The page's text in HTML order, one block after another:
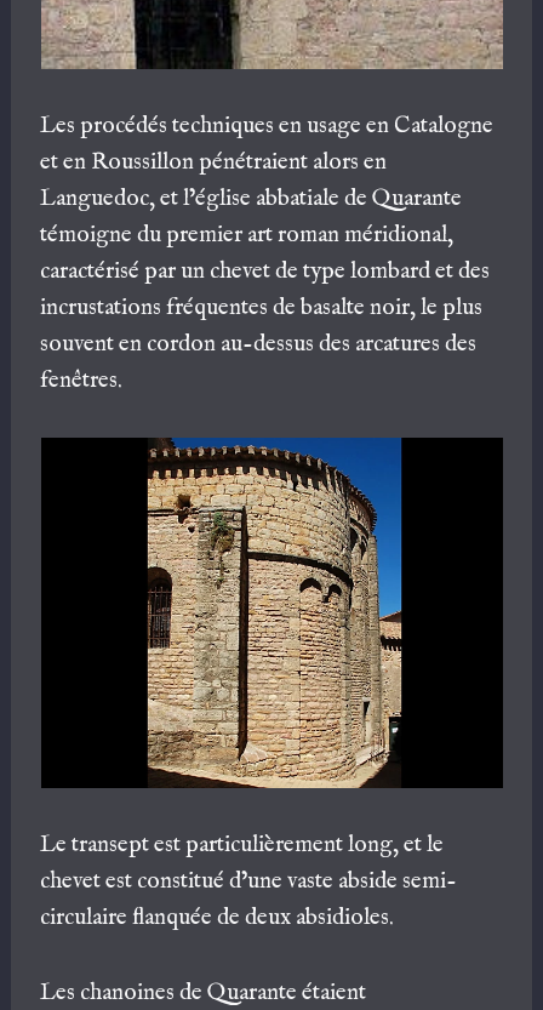
Les procédés techniques en usage en Catalogne
et en Roussillon pénétraient alors en
Languedoc, et l’église abbatiale de Quarante
témoigne du premier art roman méridional,
caractérisé par un chevet de type lombard et des
incrustations fréquentes de basalte noir, le plus
souvent en cordon au-dessus des arcatures des
fenêtres.
Le transept est particulièrement long, et le
chevet est constitué d’une vaste abside semi-
circulaire flanquée de deux absidioles.
Les chanoines de Quarante étaient